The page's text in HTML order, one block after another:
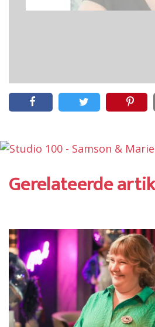
Gerelateerde